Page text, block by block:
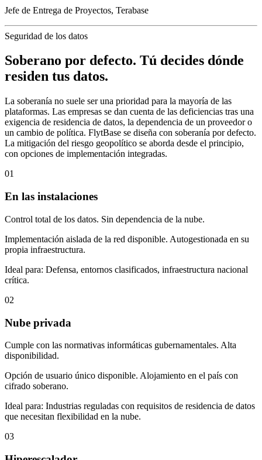
Jefe de Entrega de Proyectos, Terabase
Seguridad de los datos
Soberano por defecto. Tú decides dónde
residen tus datos.
La soberanía no suele ser una prioridad para la mayoría de las
plataformas. Las empresas se dan cuenta de las deficiencias tras una
exigencia de residencia de datos, la dependencia de un proveedor o
un cambio de política. FlytBase se diseña con soberanía por defecto.
La mitigación del riesgo geopolítico se aborda desde el principio,
con opciones de implementación integradas.
01
En las instalaciones
Control total de los datos. Sin dependencia de la nube.
Implementación aislada de la red disponible. Autogestionada en su
propia infraestructura.
Ideal para: Defensa, entornos clasificados, infraestructura nacional
crítica.
02
Nube privada
Cumple con las normativas informáticas gubernamentales. Alta
disponibilidad.
Opción de usuario único disponible. Alojamiento en el país con
cifrado soberano.
Ideal para: Industrias reguladas con requisitos de residencia de datos
que necesitan flexibilidad en la nube.
03